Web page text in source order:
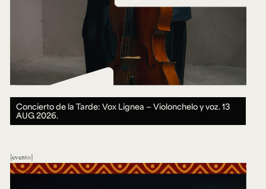
Concierto de la Tarde: Vox Lignea — Violonchelo y voz.13
AUG 2026.
evento